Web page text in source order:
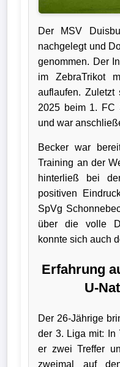
Bundesliga
Tabelle
Bundesliga
Tabelle
Bundesliga
Ergebnisse
Vereine
Der MSV
nachgelegt und
genommen. Der
im ZebraTrikot
auflaufen. Zuletzt
2025 beim 1. FC
und war
Becker war
Training an der
hinterließ bei
positiven
SpVg
über die volle
konnte sich auch
Erfahrung
U-
Der 26-Jährige
der 3. Liga mit: In
er zwei Treffer
zweimal auf